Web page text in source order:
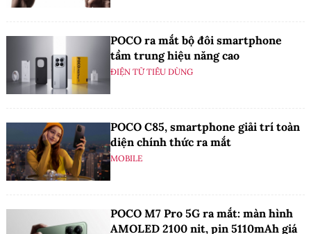
POCO ra mắt bộ đôi smartphone
tầm trung hiệu năng cao
ĐIỆN TỬ TIÊU DÙNG
POCO C85, smartphone giải trí toàn
diện chính thức ra mắt
MOBILE
POCO M7 Pro 5G ra mắt: màn hình
AMOLED 2100 nit, pin 5110mAh giá